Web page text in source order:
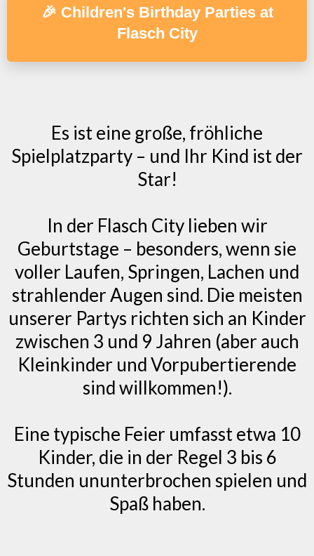
🎉 Children's Birthday Parties at
Flasch City
Es ist eine große, fröhliche
Spielplatzparty – und Ihr Kind ist der
Star!
In der Flasch City lieben wir
Geburtstage – besonders, wenn sie
voller Laufen, Springen, Lachen und
strahlender Augen sind. Die meisten
unserer Partys richten sich an Kinder
zwischen 3 und 9 Jahren (aber auch
Kleinkinder und Vorpubertierende
sind willkommen!).
Eine typische Feier umfasst etwa 10
Kinder, die in der Regel 3 bis 6
Stunden ununterbrochen spielen und
Spaß haben.